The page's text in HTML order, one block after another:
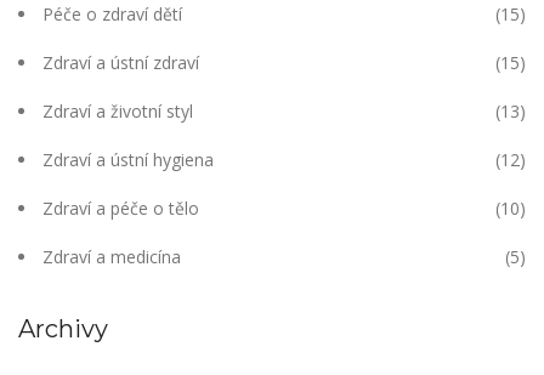
Péče o zdraví dětí (15)
Zdraví a ústní zdraví (15)
Zdraví a životní styl (13)
Zdraví a ústní hygiena (12)
Zdraví a péče o tělo (10)
Zdraví a medicína (5)
Archivy